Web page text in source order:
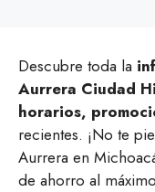
Descubre toda la
Aurrera Ciudad
horarios,
recientes. ¡No te
Aurrera en
de ahorro al